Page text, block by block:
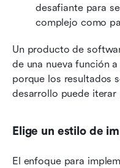
desafiante para
complejo como
Un producto de
de una nueva función
porque los resultados
desarrollo puede iterar
Elige un estilo de
El enfoque para